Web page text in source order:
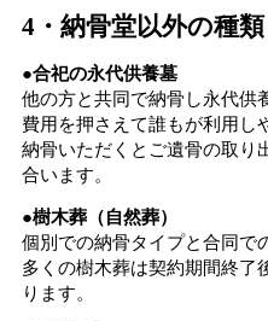
4・納骨堂以外の種類
●合祀の永代供養墓
他の方と共同で納骨し永代供
費用を押さえて誰もが利用し
納骨いただくとご遺骨の取り
合います。
●樹木葬（自然葬）
個別での納骨タイプと合同で
多くの樹木葬は契約期間終了
ります。